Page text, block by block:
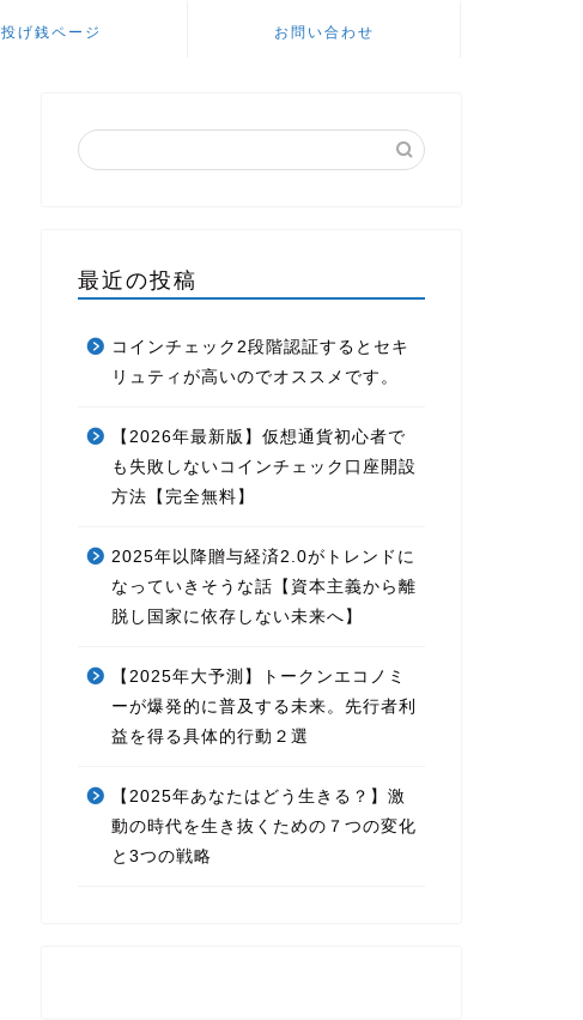
投げ銭ページ お問い合わせ
最近の投稿
コインチェック2段階認証するとセキ
リュティが高いのでオススメです。
【2026年最新版】仮想通貨初心者で
も失敗しないコインチェック口座開設
方法【完全無料】
2025年以降贈与経済2.0がトレンドに
なっていきそうな話【資本主義から離
脱し国家に依存しない未来へ】
【2025年大予測】トークンエコノミ
ーが爆発的に普及する未来。先行者利
益を得る具体的行動２選
【2025年あなたはどう生きる？】激
動の時代を生き抜くための７つの変化
と3つの戦略